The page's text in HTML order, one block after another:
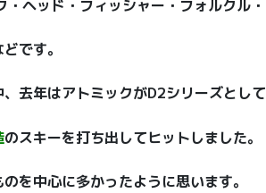
ヘッド・フィッシャー・フォルクル・
です。
去年はアトミックがD2シリーズとして
のスキーを打ち出してヒットしました。
を中心に多かったように思います。